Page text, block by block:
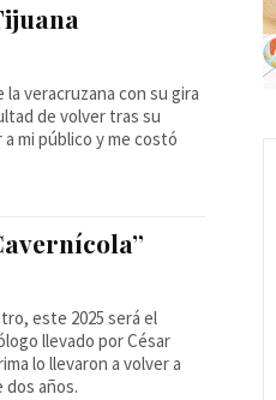
la veracruzana con su gira
de volver tras su
mi público y me costó
este 2025 será el
llevado por César
lo llevaron a volver a
dos años.